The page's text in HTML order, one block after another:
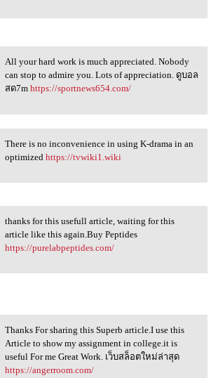
your hard work is much
All your hard work is much appreciated. Nobody
can stop to admire you. Lots of appreciation. ดูบอล
สด7m https://sportnews654.com/
is no inconvenience in
There is no inconvenience in using K-drama in an
optimized https://tvwiki1.wiki
for this usefull
thanks for this usefull article, waiting for this
article like this again.Buy Peptides
https://purelabpeptides.com/
For sharing this
Thanks For sharing this Superb article.I use this
Article to show my assignment in college.it is
useful For me Great Work. เว็บสล็อตใหม่ล่าสุด
https://angerroom.com/